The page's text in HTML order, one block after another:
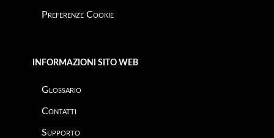
Preferenze Cookie
INFORMAZIONI SITO WEB
Glossario
Contatti
Supporto